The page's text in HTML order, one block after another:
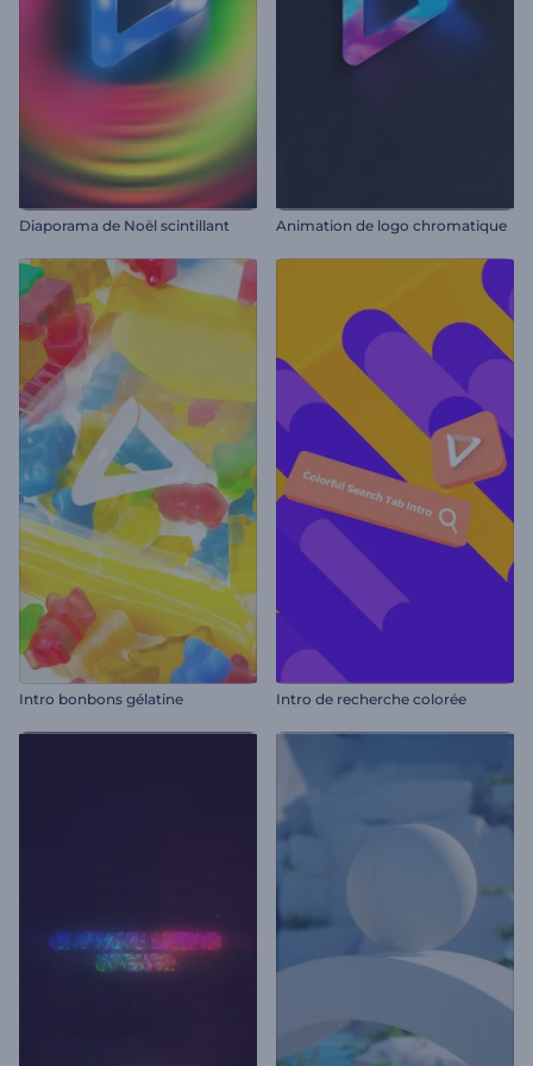
Diaporama de Noël scintillant Animation de logo chromatique
Intro bonbons gélatine Intro de recherche colorée